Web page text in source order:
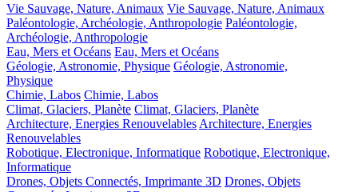
Vie Sauvage, Nature, Animaux Vie Sauvage, Nature, Animaux
Paléontologie, Archéologie, Anthropologie Paléontologie,
Archéologie, Anthropologie
Eau, Mers et Océans Eau, Mers et Océans
Géologie, Astronomie, Physique Géologie, Astronomie,
Physique
Chimie, Labos Chimie, Labos
Climat, Glaciers, Planète Climat, Glaciers, Planète
Architecture, Energies Renouvelables Architecture, Energies
Renouvelables
Robotique, Electronique, Informatique Robotique, Electronique,
Informatique
Drones, Objets Connectés, Imprimante 3D Drones, Objets